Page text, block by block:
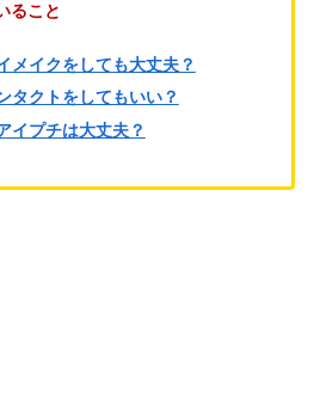
ること
メイクをしても大丈夫？
タクトをしてもいい？
イプチは大丈夫？